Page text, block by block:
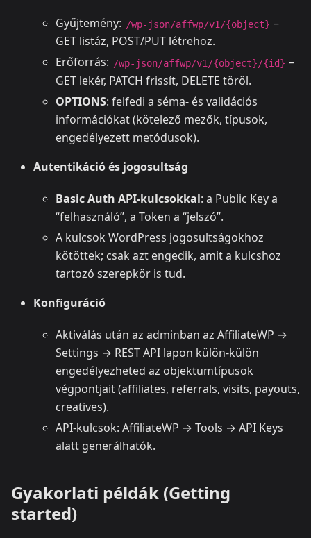
Gyűjtemény: /wp-json/affwp/v1/{object} –
GET listáz, POST/PUT létrehoz.
Erőforrás: /wp-json/affwp/v1/{object}/{id} –
GET lekér, PATCH frissít, DELETE töröl.
OPTIONS: felfedi a séma- és validációs
információkat (kötelező mezők, típusok,
engedélyezett metódusok).
Autentikáció és jogosultság
Basic Auth API-kulcsokkal: a Public Key a
“felhasználó”, a Token a “jelszó”.
A kulcsok WordPress jogosultságokhoz
kötöttek; csak azt engedik, amit a kulcshoz
tartozó szerepkör is tud.
Konfiguráció
Aktiválás után az adminban az AffiliateWP →
Settings → REST API lapon külön-külön
engedélyezheted az objektumtípusok
végpontjait (affiliates, referrals, visits, payouts,
creatives).
API-kulcsok: AffiliateWP → Tools → API Keys
alatt generálhatók.
Gyakorlati példák (Getting
started)